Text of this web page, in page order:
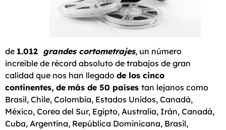
de 1.012 grandes cortometrajes, un número
increíble de récord absoluto de trabajos de gran
calidad que nos han llegado de los cinco
continentes, de más de 50 países tan lejanos como
Brasil, Chile, Colombia, Estados Unidos, Canadá,
México, Corea del Sur, Egipto, Australia, Irán, Canadá,
Cuba, Argentina, República Dominicana, Brasil,